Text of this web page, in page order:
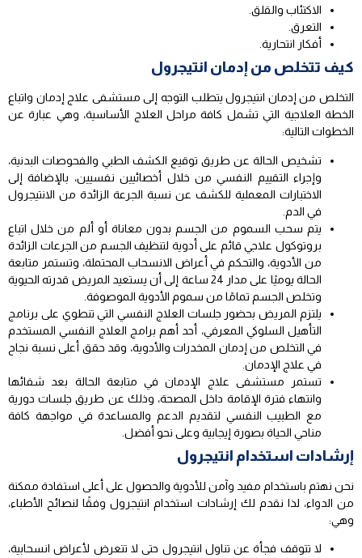
الاكتئاب والقلق.
التعرق.
أفكار انتحارية.
كيف تتخلص من إدمان انتيجرول
التخلص من إدمان انتيجرول يتطلب التوجه إلى مستشفى علاج إدمان واتباع
الخطة العلاجية التي تشمل كافة مراحل العلاج الأساسية، وهي عبارة عن
الخطوات التالية:
تشخيص الحالة عن طريق توقيع الكشف الطبي والفحوصات البدنية،
وإجراء التقييم النفسي من خلال أخصائيين نفسيين، بالإضافة إلى
الاختبارات المعملية للكشف عن نسبة الجرعة الزائدة من الانتيجرول
في الدم.
يتم سحب السموم من الجسم بدون معاناة أو ألم من خلال اتباع
بروتوكول علاجي قائم على أدوية لتنظيف الجسم من الجرعات الزائدة
من الأدوية، والتحكم في أعراض الانسحاب المحتملة، وتستمر متابعة
الحالة يوميًا على مدار 24 ساعة إلى أن يستعيد المريض قدرته الحيوية
وتخلص الجسم تمامًا من سموم الأدوية الموصوفة.
يلتزم المريض بحضور جلسات العلاج النفسي التي تنطوي على برنامج
التأهيل السلوكي المعرفي، أحد أهم برامج العلاج النفسي المستخدم
في التخلص من إدمان المخدرات والأدوية، وقد حقق أعلى نسبة نجاح
في علاج الإدمان.
تستمر مستشفى علاج الإدمان في متابعة الحالة بعد شفائها
وانتهاء فترة الإقامة داخل المصحة، وذلك عن طريق جلسات دورية
مع الطبيب النفسي لتقديم الدعم والمساعدة في مواجهة كافة
مناحي الحياة بصورة إيجابية وعلى نحو أفضل.
إرشادات استخدام انتيجرول
نحن نهتم باستخدام مفيد وآمن للأدوية والحصول على أعلى استفادة ممكنة
من الدواء، لذا نقدم لك إرشادات استخدام انتيجرول وفقًا لنصائح الأطباء،
وهي:
لا تتوقف فجأة عن تناول انتيجرول حتى لا تتعرض لأعراض انسحابية،